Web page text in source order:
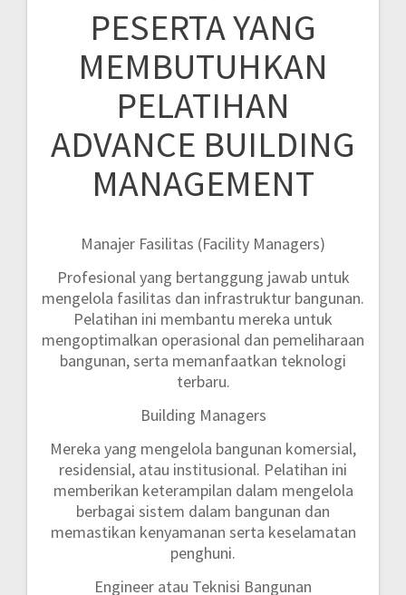
PESERTA YANG
MEMBUTUHKAN
PELATIHAN
ADVANCE BUILDING
MANAGEMENT
Manajer Fasilitas (Facility Managers)
Profesional yang bertanggung jawab untuk
mengelola fasilitas dan infrastruktur bangunan.
Pelatihan ini membantu mereka untuk
mengoptimalkan operasional dan pemeliharaan
bangunan, serta memanfaatkan teknologi
terbaru.
Building Managers
Mereka yang mengelola bangunan komersial,
residensial, atau institusional. Pelatihan ini
memberikan keterampilan dalam mengelola
berbagai sistem dalam bangunan dan
memastikan kenyamanan serta keselamatan
penghuni.
Engineer atau Teknisi Bangunan